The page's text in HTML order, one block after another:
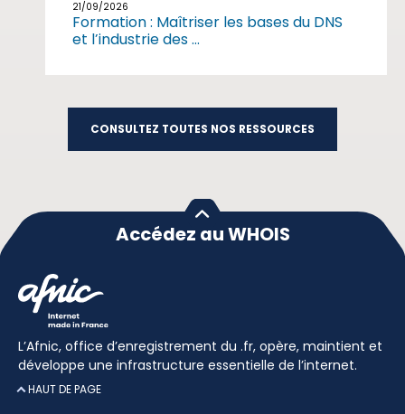
21/09/2026
Formation : Maîtriser les bases du DNS
et l’industrie des ...
CONSULTEZ TOUTES NOS RESSOURCES
Accédez au WHOIS
L’Afnic, office d’enregistrement du .fr, opère, maintient et
développe une infrastructure essentielle de l’internet.
HAUT DE PAGE